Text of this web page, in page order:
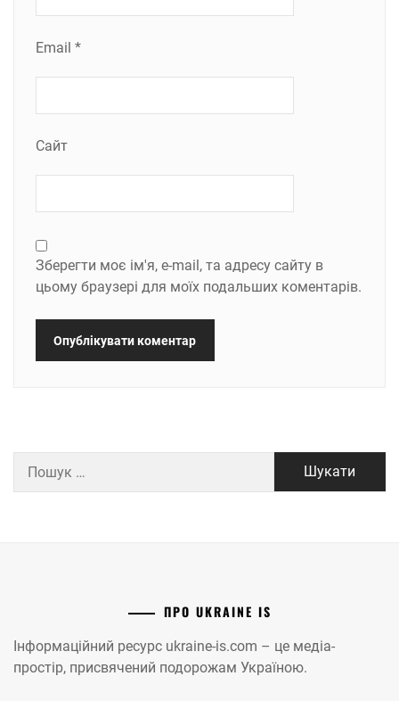
Email *
Сайт
Зберегти моє ім'я, e-mail, та адресу сайту в
цьому браузері для моїх подальших коментарів.
ПРО UKRAINE IS
Інформаційний ресурс ukraine-is.com – це медіа-
простір, присвячений подорожам Україною.